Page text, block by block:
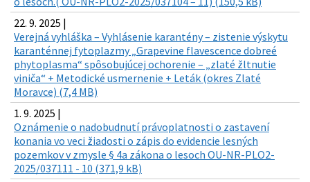
22. 9. 2025 |
Verejná vyhláška – Vyhlásenie karantény – zistenie výskytu
karanténnej fytoplazmy „Grapevine flavescence dobreé
phytoplasma“ spôsobujúcej ochorenie – „zlaté žltnutie
viniča“ + Metodické usmernenie + Leták (okres Zlaté
Moravce) (7,4 MB)
1. 9. 2025 |
Oznámenie o nadobudnutí právoplatnosti o zastavení
konania vo veci žiadosti o zápis do evidencie lesných
pozemkov v zmysle § 4a zákona o lesoch OU-NR-PLO2-
2025/037111 - 10 (371,9 kB)